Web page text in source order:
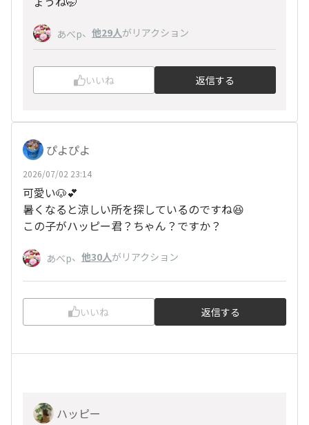
あべp、 他29人がリアクション
いいね 返信する
ぴよぴよ
2026/07/02 23:14
可愛い🐶💕
暑くなると涼しい所を探しているのですね😆
この子がハッピー君？ちゃん？ですか？
あべp、 他30人がリアクション
いいね 返信する
ハッピー